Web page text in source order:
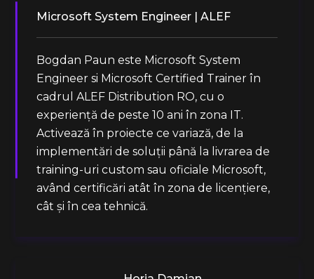
Microsoft System Engineer | ALEF
Bogdan Paun este Microsoft System
Engineer si Microsoft Certified Trainer în
cadrul ALEF Distribution RO, cu o
experiență de peste 10 ani în zona IT.
Activează în proiecte ce variază, de la
implementări de soluții până la livrarea de
training-uri custom sau oficiale Microsoft,
având certificări atât în zona de licențiere,
cât și în cea tehnică.